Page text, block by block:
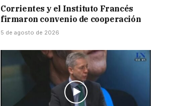
Corrientes y el Instituto Francés
firmaron convenio de cooperación
5 de agosto de 2026